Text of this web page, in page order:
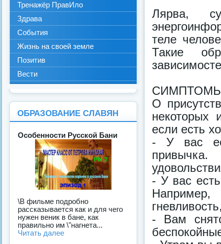
Лярва,
теле
Такие
О
некоторых
если есть
- У вас
- У вас
- Вам
Тренажёр ПравИло
Здрава
События
Жизнь на своей земле
Позитив
Вести
ОБРАЗОВАНИЕ СЛАВЯН
Особенности Русской Бани
\В фильме подробно
рассказывается как и для чего
нужен веник в бане, как
правильно им \"нагнета...
Читать далее